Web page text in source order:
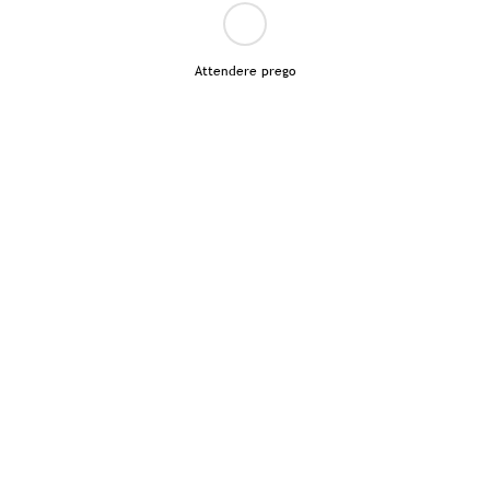
Attendere prego